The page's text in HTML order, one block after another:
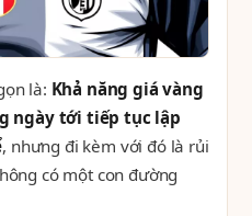
là: Khả năng giá vàng
ngày tới tiếp tục lập
, nhưng đi kèm với đó là rủi
có một con đường